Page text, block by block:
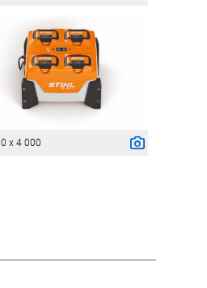
x 4 000